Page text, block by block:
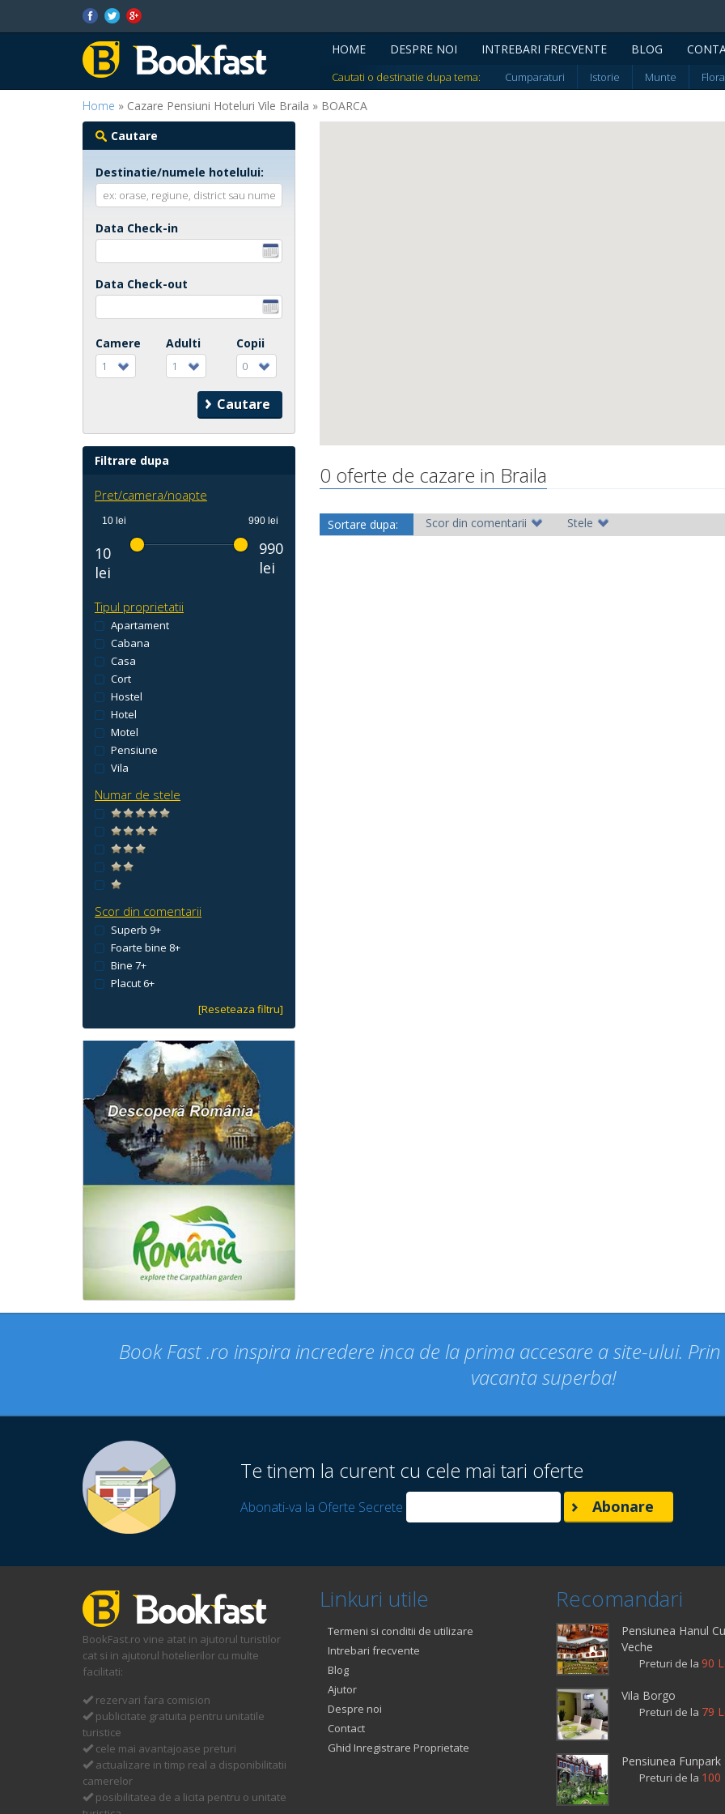
HOME DESPRE NOI INTREBARI FRECVENTE BLOG
Cautati o destinatie dupa tema:
Cumparaturi Istorie Munte
Home » Cazare Pensiuni Hoteluri Vile Braila » BOARCA
Cautare
Destinatie/numele hotelului:
Data Check-in
Data Check-out
Camere
1
Adulti
1
Copii
0
Filtrare dupa
Pret/camera/noapte
10
lei
10 lei 990 lei
990
lei
Tipul proprietatii
Apartament
Cabana
Casa
Cort
Hostel
Hotel
Motel
Pensiune
Vila
Numar de stele
Scor din comentarii
Superb 9+
Foarte bine 8+
Bine 7+
Placut 6+
[Reseteaza filtru]
0 oferte de cazare in Braila
Sortare dupa: Scor din comentarii Stele
Book Fast .ro inspira incredere inca de la prima accesare a site-ului.
vacanta superba!
Te tinem la curent cu cele mai tari oferte
Abonati-va la Oferte Secrete
BookFast.ro vine atat in ajutorul turistilor
cat si in ajutorul hotelierilor cu multe
facilitati:
rezervari fara comision
publicitate gratuita pentru unitatile
turistice
cele mai avantajoase preturi
actualizare in timp real a disponibilitatii
camerelor
posibilitatea de a licita pentru o unitate
Linkuri utile
Termeni si conditii de utilizare
Intrebari frecvente
Blog
Ajutor
Despre noi
Contact
Ghid Inregistrare Proprietate
Recomandari
Pensiunea Hanul
Veche
Preturi de la 90
Vila Borgo
Preturi de la 79
Pensiunea Funpark
Preturi de la 100